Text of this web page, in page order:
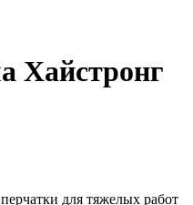
Хайстронг
для тяжелых работ